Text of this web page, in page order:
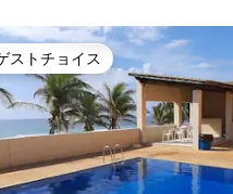
評のゲストチョイスです。
ストチョイス